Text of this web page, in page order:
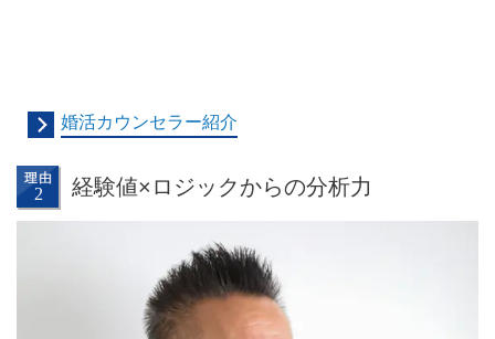
婚活カウンセラー紹介
経験値×ロジックからの分析力